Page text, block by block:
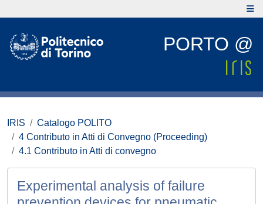
PORTO @
IRIS
Catalogo POLITO
4 Contributo in Atti di Convegno (Proceeding)
4.1 Contributo in Atti di convegno
Experimental analysis of failure